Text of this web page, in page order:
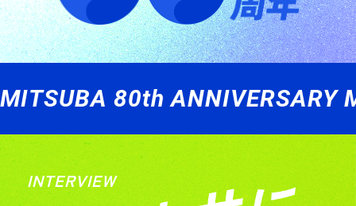
MITSUBA 80th ANNIVERSARY
INTERVIEW